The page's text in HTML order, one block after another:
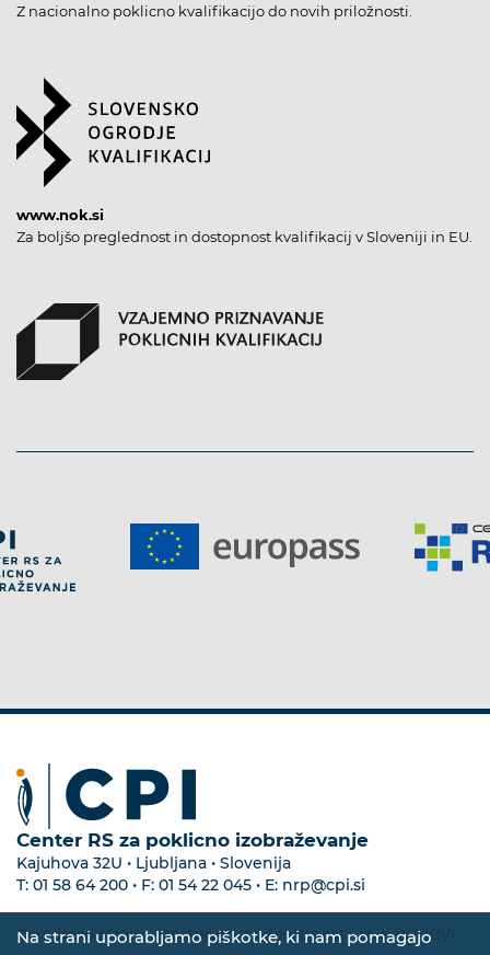
Na strani uporabljamo piškotke, ki nam pomagajo
Z nacionalno poklicno kvalifikacijo do novih priložnosti.
www.nok.si
Za boljšo preglednost in dostopnost kvalifikacij v Sloveniji in EU.
Center RS za poklicno izobraževanje
Kajuhova 32U • Ljubljana • Slovenija
T: 01 58 64 200 • F: 01 54 22 045 • E: nrp@cpi.si
Zemljevid strani•Dostopnost•Zasebnost •Izvedba KIVI